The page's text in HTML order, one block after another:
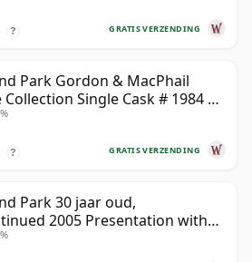
GRATIS VERZENDING
?
Park Gordon & MacPhail
Single Cask # 1984 37
GRATIS VERZENDING
?
Park 30 jaar oud,
2005 Presentation with